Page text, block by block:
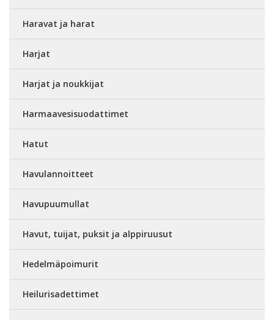
Haravat ja harat
Harjat
Harjat ja noukkijat
Harmaavesisuodattimet
Hatut
Havulannoitteet
Havupuumullat
Havut, tuijat, puksit ja alppiruusut
Hedelmäpoimurit
Heilurisadettimet